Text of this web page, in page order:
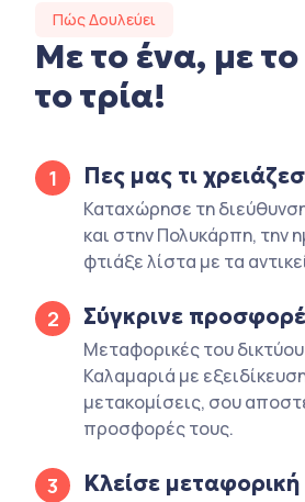
Πώς Δουλεύει
Με το ένα, με
το τρία!
1 Πες μας τι
Καταχώρησε τη
και στην Πολυκάρπη, την
φτιάξε λίστα με τα
2 Σύγκρινε
Μεταφορικές του
Καλαμαριά με
μετακομίσεις, σου
προσφορές τους.
3 Κλείσε μεταφορική